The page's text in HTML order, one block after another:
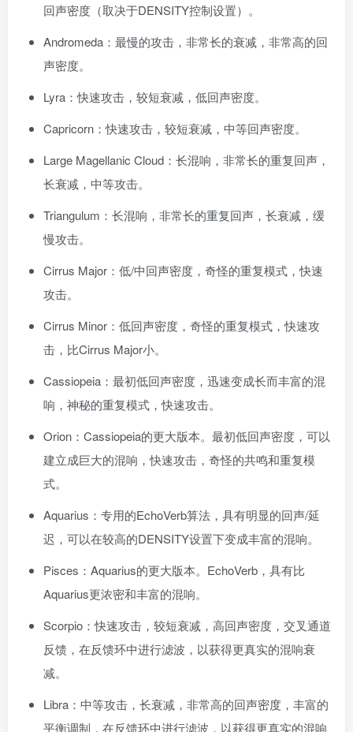
回声密度（取决于DENSITY控制设置）。
Andromeda：最慢的攻击，非常长的衰减，非常高的回
声密度。
Lyra：快速攻击，较短衰减，低回声密度。
Capricorn：快速攻击，较短衰减，中等回声密度。
Large Magellanic Cloud：长混响，非常长的重复回声，
长衰减，中等攻击。
Triangulum：长混响，非常长的重复回声，长衰减，缓
慢攻击。
Cirrus Major：低/中回声密度，奇怪的重复模式，快速
攻击。
Cirrus Minor：低回声密度，奇怪的重复模式，快速攻
击，比Cirrus Major小。
Cassiopeia：最初低回声密度，迅速变成长而丰富的混
响，神秘的重复模式，快速攻击。
Orion：Cassiopeia的更大版本。最初低回声密度，可以
建立成巨大的混响，快速攻击，奇怪的共鸣和重复模
式。
Aquarius：专用的EchoVerb算法，具有明显的回声/延
迟，可以在较高的DENSITY设置下变成丰富的混响。
Pisces：Aquarius的更大版本。EchoVerb，具有比
Aquarius更浓密和丰富的混响。
Scorpio：快速攻击，较短衰减，高回声密度，交叉通道
反馈，在反馈环中进行滤波，以获得更真实的混响衰
减。
Libra：中等攻击，长衰减，非常高的回声密度，丰富的
平衡调制，在反馈环中进行滤波，以获得更真实的混响